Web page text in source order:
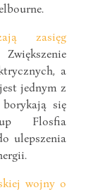
zasięg
a
jednym z
się
Flosfia
ulepszenia
wojny o